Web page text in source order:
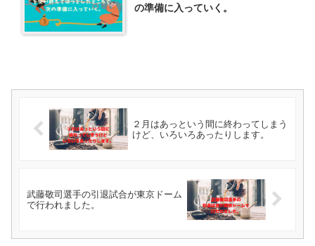
の準備に入っていく。
２月はあっという間に終わってしまう
けど、いろいろあったりします。
武藤敬司選手の引退試合が東京ドーム
で行われました。